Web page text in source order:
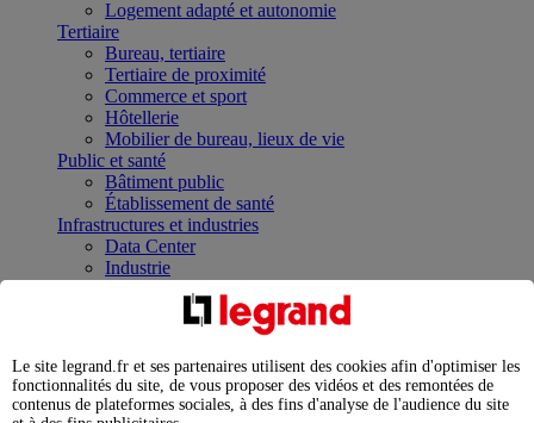
Logement adapté et autonomie
Tertiaire
Bureau, tertiaire
Tertiaire de proximité
Commerce et sport
Hôtellerie
Mobilier de bureau, lieux de vie
Public et santé
Bâtiment public
Établissement de santé
Infrastructures et industries
Data Center
Industrie
Infrastructures
Contrôler et planifier le fonctionnement des appareils
Répartir et optimiser son tableau électrique
Legrand Data Center Solutions : concentrer les
expertises au service de vos performances
Le site legrand.fr et ses partenaires utilisent des cookies afin d'optimiser les
fonctionnalités du site, de vous proposer des vidéos et des remontées de
contenus de plateformes sociales, à des fins d'analyse de l'audience du site